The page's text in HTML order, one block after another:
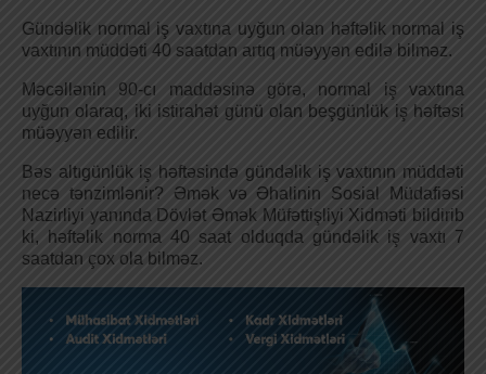
Gündəlik normal iş vaxtına uyğun olan həftəlik normal iş
vaxtının müddəti 40 saatdan artıq müəyyən edilə bilməz.
Məcəllənin 90-cı maddəsinə görə, normal iş vaxtına
uyğun olaraq, iki istirahət günü olan beşgünlük iş həftəsi
müəyyən edilir.
Bəs altıgünlük iş həftəsində gündəlik iş vaxtının müddəti
necə tənzimlənir? Əmək və Əhalinin Sosial Müdafiəsi
Nazirliyi yanında Dövlət Əmək Müfəttişliyi Xidməti bildirib
ki, həftəlik norma 40 saat olduqda gündəlik iş vaxtı 7
saatdan çox ola bilməz.